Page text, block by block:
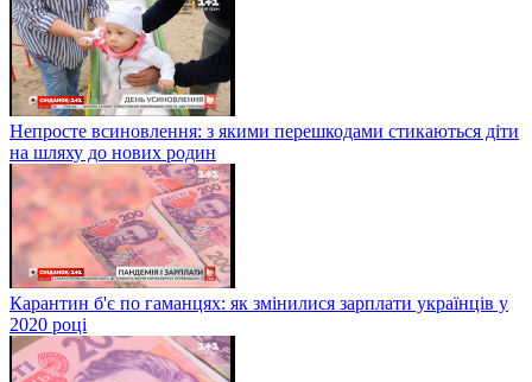
Непросте всиновлення: з якими перешкодами стикаються діти
на шляху до нових родин
Карантин б'є по гаманцях: як змінилися зарплати українців у
2020 році